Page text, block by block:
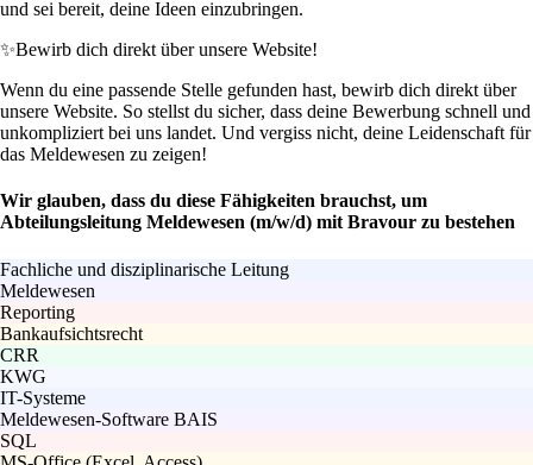
und sei bereit, deine Ideen einzubringen.
✨Bewirb dich direkt über unsere Website!
Wenn du eine passende Stelle gefunden hast, bewirb dich direkt über
unsere Website. So stellst du sicher, dass deine Bewerbung schnell und
unkompliziert bei uns landet. Und vergiss nicht, deine Leidenschaft für
das Meldewesen zu zeigen!
Wir glauben, dass du diese Fähigkeiten brauchst, um
Abteilungsleitung Meldewesen (m/w/d) mit Bravour zu bestehen
Fachliche und disziplinarische Leitung
Meldewesen
Reporting
Bankaufsichtsrecht
CRR
KWG
IT-Systeme
Meldewesen-Software BAIS
SQL